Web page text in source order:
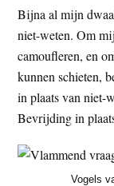
Bijna al mijn
niet-weten. Om
camoufleren, en
kunnen schieten,
in plaats van niet-
Bevrijding in
Vogels